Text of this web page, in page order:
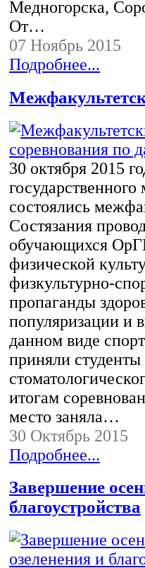
Медногорска,
От…
07 Ноябрь 2015
Подробнее...
30 октября 2015
состоялись
Состязания
обучающихся
физической
физкультурно-
пропаганды
популяризации и
данном виде
приняли
итогам
место заняла…
30 Октябрь 2015
Подробнее...
Завершение
благоустройства